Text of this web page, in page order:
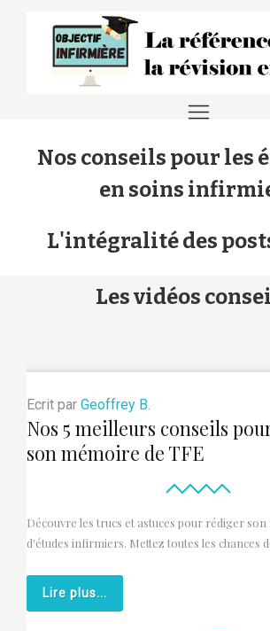
Nos conseils pour les
en soins
L'intégralité des
Les vidéos
Ecrit par Geoffrey B.
Nos 5 meilleurs conseils
son mémoire de TFE
Découvre les trucs et astuces pour rédiger
d'études infirmiers. Mettez toutes les chances
Lire plus...